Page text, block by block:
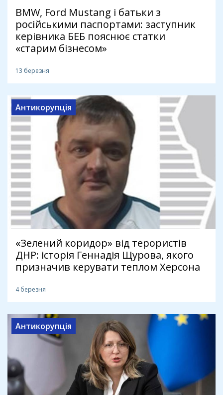
BMW, Ford Mustang і батьки з
російськими паспортами: заступник
керівника БЕБ пояснює статки
«старим бізнесом»
13 березня
Антикорупція
«Зелений коридор» від терористів
ДНР: історія Геннадія Щурова, якого
призначив керувати теплом Херсона
4 березня
Антикорупція